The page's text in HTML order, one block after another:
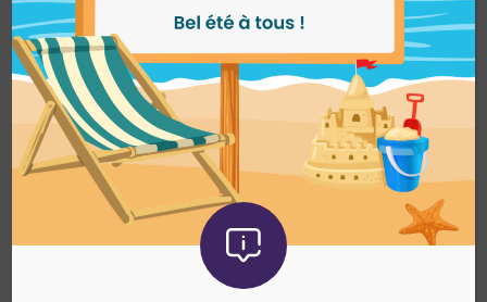
Pour les utilisateurs et utilisatrices qui s’enregistrent sur
notre site (si cela est possible), nous stockons
également les données personnelles indiquées dans
leur profil. Tous les utilisateurs et utilisatrices peuvent
voir, modifier ou supprimer leurs informations
personnelles à tout moment (à l’exception de leur nom
d’utilisateur·ice). Les gestionnaires du site peuvent aussi
voir et modifier ces informations.
Les droits que vous avez sur vos données
Si vous avez un compte ou si vous avez laissé des
commentaires sur le site, vous pouvez demander à